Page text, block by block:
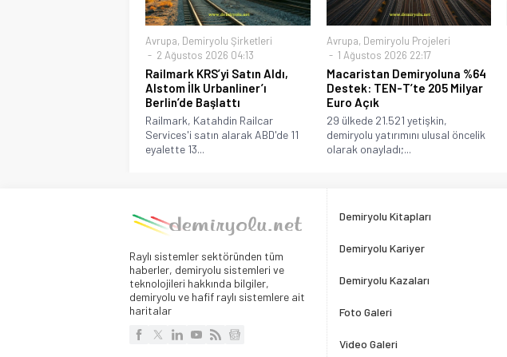
Avrupa, Demiryolu Şirketleri
2 Ağustos 2026 04:13
Railmark KRS’yi Satın Aldı,
Alstom İlk Urbanliner’ı
Berlin’de Başlattı
Railmark, Katahdin Railcar
Services'i satın alarak ABD'de 11
eyalette 13...
Avrupa, Demiryolu Projeleri
1 Ağustos 2026 22:17
Macaristan Demiryoluna %64
Destek: TEN-T’te 205 Milyar
Euro Açık
29 ülkede 21.521 yetişkin,
demiryolu yatırımını ulusal öncelik
olarak onayladı;...
Raylı sistemler sektöründen tüm
haberler, demiryolu sistemleri ve
teknolojileri hakkında bilgiler,
demiryolu ve hafif raylı sistemlere ait
haritalar
Demiryolu Kitapları
Demiryolu Kariyer
Demiryolu Kazaları
Foto Galeri
Video Galeri